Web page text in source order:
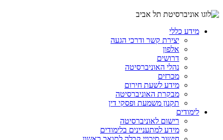
מידע כללי
יצירת קשר ודרכי הגעה
אלפון
דרושים
נהלי האוניברסיטה
מכרזים
מידע לשעת חירום
מבקרת האוניברסיטה
תקנון משמעת ופסקי דין
לימודים
רישום לאוניברסיטה
מידע למתעניינים בלימודים